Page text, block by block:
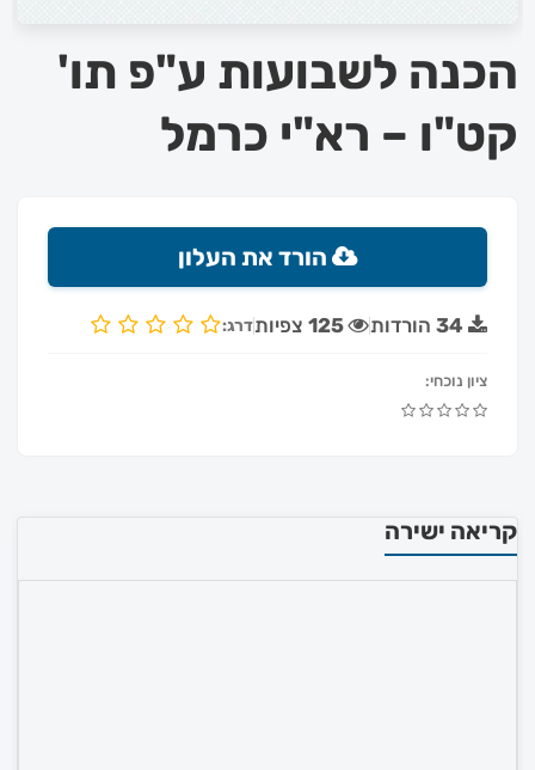
הכנה לשבועות ע"פ תו'
קט"ו – רא"י כרמל
הורד את העלון
34 הורדות 125 צפיותדרג:
ציון נוכחי:
קריאה ישירה